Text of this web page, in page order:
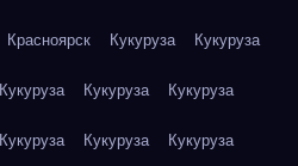
Красноярск Кукуруза Кукуруза
Кукуруза Кукуруза Кукуруза
Кукуруза Кукуруза Кукуруза